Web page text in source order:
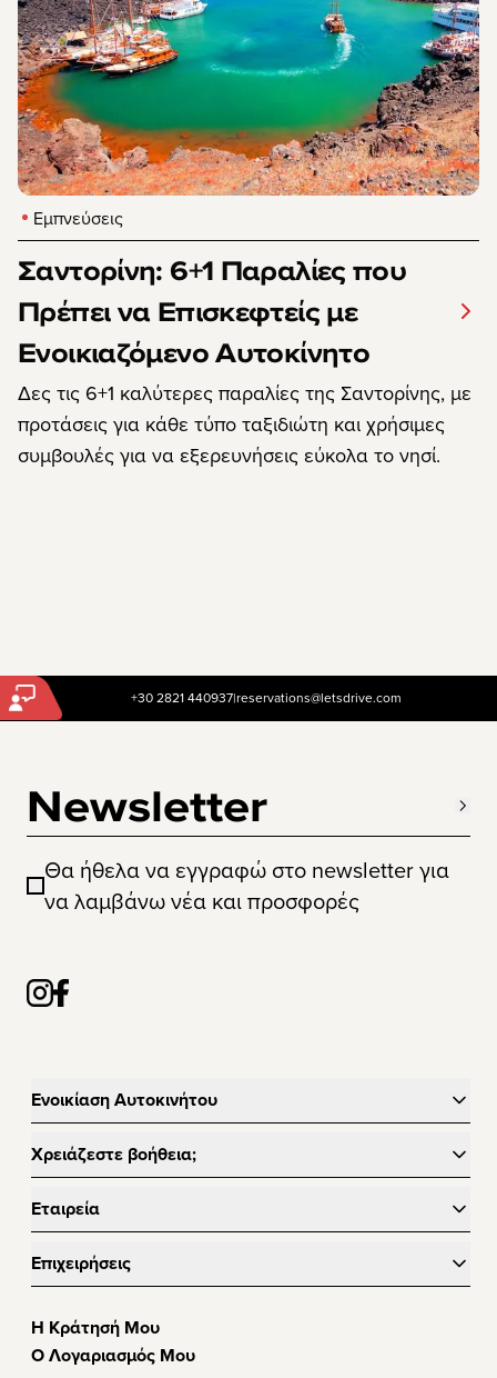
Εμπνεύσεις
Σαντορίνη: 6+1 Παραλίες που
Πρέπει να Επισκεφτείς με
Ενοικιαζόμενο Αυτοκίνητο
Δες τις 6+1 καλύτερες παραλίες της Σαντορίνης, με
προτάσεις για κάθε τύπο ταξιδιώτη και χρήσιμες
συμβουλές για να εξερευνήσεις εύκολα το νησί.
+30 2821 440937|reservations@letsdrive.com
Newsletter
Θα ήθελα να εγγραφώ στο newsletter για
να λαμβάνω νέα και προσφορές
Ενοικίαση Αυτοκινήτου
Χρειάζεστε βοήθεια;
Εταιρεία
Επιχειρήσεις
Η Κράτησή Μου
Ο Λογαριασμός Μου